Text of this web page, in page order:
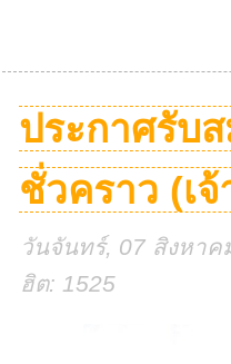
ประกาศรับ
ชั่วคราว (เ
วันจันทร์, 07 สิงหาค
ฮิต: 1525